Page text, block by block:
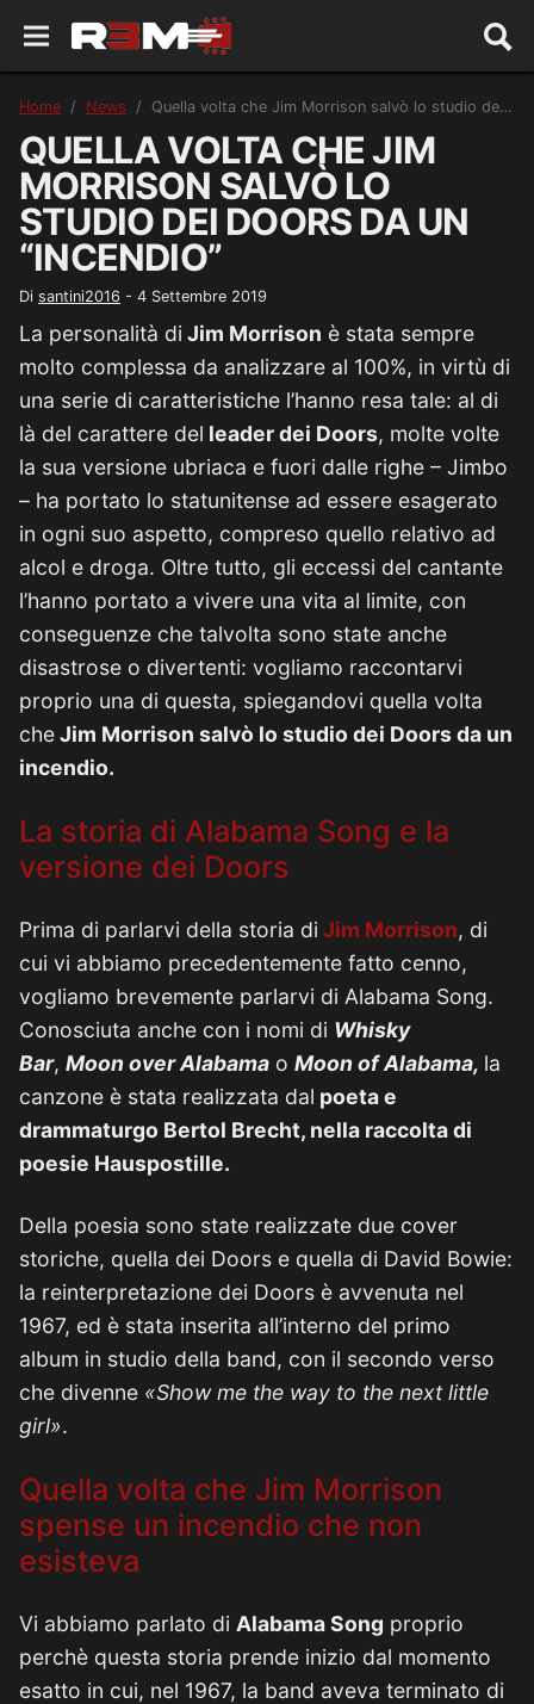
Home News Quella volta che Jim Morrison salvò lo studio dei Doors da un “incendio”
QUELLA VOLTA CHE JIM
MORRISON SALVÒ LO
STUDIO DEI DOORS DA UN
“INCENDIO”
Di santini2016 - 4 Settembre 2019
La personalità di Jim Morrison è stata sempre
molto complessa da analizzare al 100%, in virtù di
una serie di caratteristiche l’hanno resa tale: al di
là del carattere del leader dei Doors, molte volte
la sua versione ubriaca e fuori dalle righe – Jimbo
– ha portato lo statunitense ad essere esagerato
in ogni suo aspetto, compreso quello relativo ad
alcol e droga. Oltre tutto, gli eccessi del cantante
l’hanno portato a vivere una vita al limite, con
conseguenze che talvolta sono state anche
disastrose o divertenti: vogliamo raccontarvi
proprio una di questa, spiegandovi quella volta
cheJim Morrison salvò lo studio dei Doors da un
incendio.
La storia di Alabama Song e la
versione dei Doors
Prima di parlarvi della storia di Jim Morrison, di
cui vi abbiamo precedentemente fatto cenno,
vogliamo brevemente parlarvi di Alabama Song.
Conosciuta anche con i nomi di Whisky
Bar, Moon over Alabama o Moon of Alabama, la
canzone è stata realizzata dal poeta e
drammaturgo Bertol Brecht, nella raccolta di
poesie Hauspostille.
Della poesia sono state realizzate due cover
storiche, quella dei Doors e quella di David Bowie:
la reinterpretazione dei Doors è avvenuta nel
1967, ed è stata inserita all’interno del primo
album in studio della band, con il secondo verso
che divenne «Show me the way to the next little
girl».
Quella volta che Jim Morrison
spense un incendio che non
esisteva
Vi abbiamo parlato di Alabama Song proprio
perchè questa storia prende inizio dal momento
esatto in cui, nel 1967, la band aveva terminato di